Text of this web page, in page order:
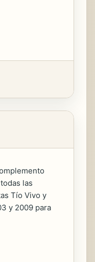
las
Tío Vivo y
y 2009 para